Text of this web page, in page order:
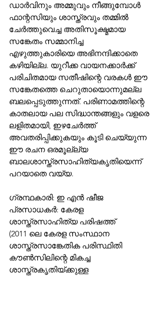
ഡാര്‍വിനും അമ്മുവും നീങ്ങുമ്പോള്‍
ഫാന്റസിയും ശാസ്ത്രവും തമ്മില്‍
ചേര്‍ത്തുവെച്ച അതിസൂക്ഷ്മമായ
സങ്കേതം സമ്മാനിച്ച
എഴുത്തുകാരിയെ അഭിനന്ദിക്കാതെ
കഴിയില്ല. യുറീക്ക വായനക്കാര്‍ക്ക്
പരിചിതമായ സതീഷിന്റെ വരകള്‍ ഈ
സങ്കേതത്തെ ചെറുതായൊന്നുമല്ല
ബലപ്പെടുത്തുന്നത്. പരിണാമത്തിന്റെ
കാതലായ പല സിദ്ധാന്തങ്ങളും വളരെ
ലളിതമായി, ഇഴചേര്‍ത്ത്
അവതരിപ്പിക്കുകയും കൂടി ചെയ്യുന്ന
ഈ രചന ഒരമൂല്ല്യ
ബാലശാസ്ത്രസാഹിത്യകൃതിയെന്ന്
പറയാതെ വയ്യ.
ഗ്രന്ഥകാരി: ഇ എന്‍ ഷീജ
പ്രസാധകര്‍: കേരള
ശാസ്ത്രസാഹിത്യ പരിഷത്ത്
(2011 ലെ കേരള സംസ്ഥാന
ശാസ്ത്രസാങ്കേതിക പരിസ്ഥിതി
കൗൺസിലിന്റെ മികച്ച
ശാസ്ത്രകൃതിയ്ക്കുള്ള